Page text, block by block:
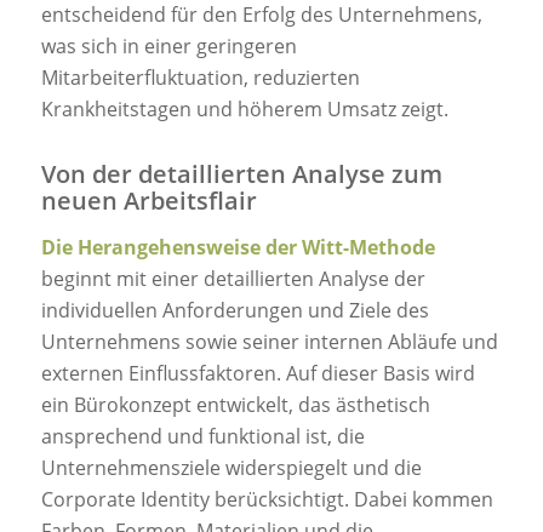
entscheidend für den Erfolg des Unternehmens,
was sich in einer geringeren
Mitarbeiterfluktuation, reduzierten
Krankheitstagen und höherem Umsatz zeigt.
Von der detaillierten Analyse zum
neuen Arbeitsflair
Die Herangehensweise der Witt-Methode
beginnt mit einer detaillierten Analyse der
individuellen Anforderungen und Ziele des
Unternehmens sowie seiner internen Abläufe und
externen Einflussfaktoren. Auf dieser Basis wird
ein Bürokonzept entwickelt, das ästhetisch
ansprechend und funktional ist, die
Unternehmensziele widerspiegelt und die
Corporate Identity berücksichtigt. Dabei kommen